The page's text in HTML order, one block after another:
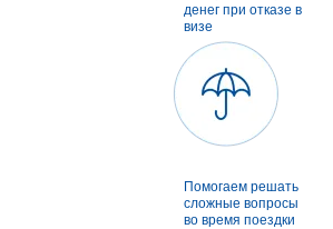
денег при отказе в
визе
Помогаем решать
сложные вопросы
во время поездки